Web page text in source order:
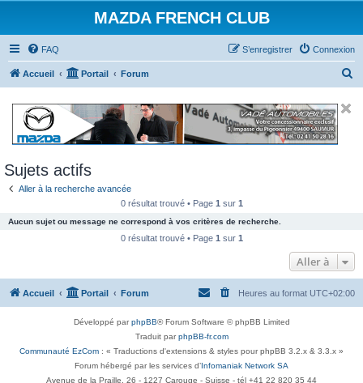
MAZDA FRENCH CLUB
FAQ Connexion
S’enregistrer
Accueil Portail Forum
Sujets actifs
Aller à la recherche avancée
0 résultat trouvé • Page 1 sur 1
Aucun sujet ou message ne correspond à vos critères de recherche.
0 résultat trouvé • Page 1 sur 1
Aller à
Accueil Portail Forum Heures au format UTC+02:00
Développé parphpBB® Forum Software © phpBB Limited
Traduit parphpBB-fr.com
Communauté EzCom : « Traductions d'extensions & styles pour phpBB 3.2.x & 3.3.x »
Forum hébergé par les services d’Infomaniak Network SA
Avenue de la Praille, 26 - 1227 Carouge - Suisse - tél +41 22 820 35 44